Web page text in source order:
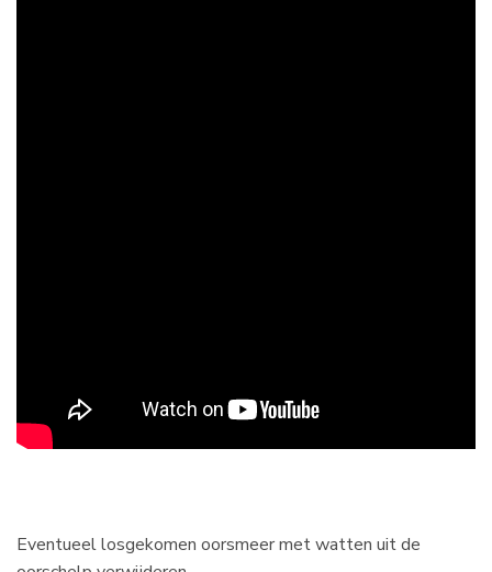
Eventueel losgekomen oorsmeer met watten uit de